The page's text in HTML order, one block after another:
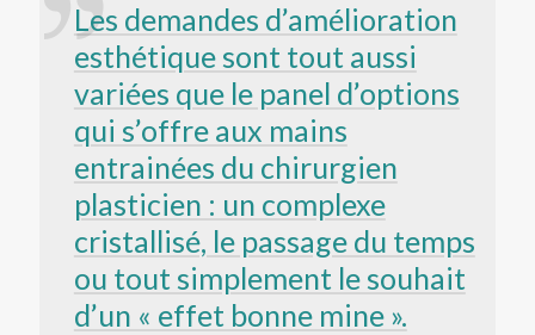
Les demandes d’amélioration
esthétique sont tout aussi
variées que le panel d’options
qui s’offre aux mains
entrainées du chirurgien
plasticien : un complexe
cristallisé, le passage du temps
ou tout simplement le souhait
d’un « effet bonne mine ».